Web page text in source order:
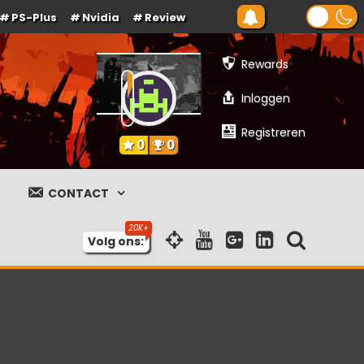
PS-Plus Nvidia Review
Rewards
Inloggen
Registreren
0 0
CONTACT
Volg ons: